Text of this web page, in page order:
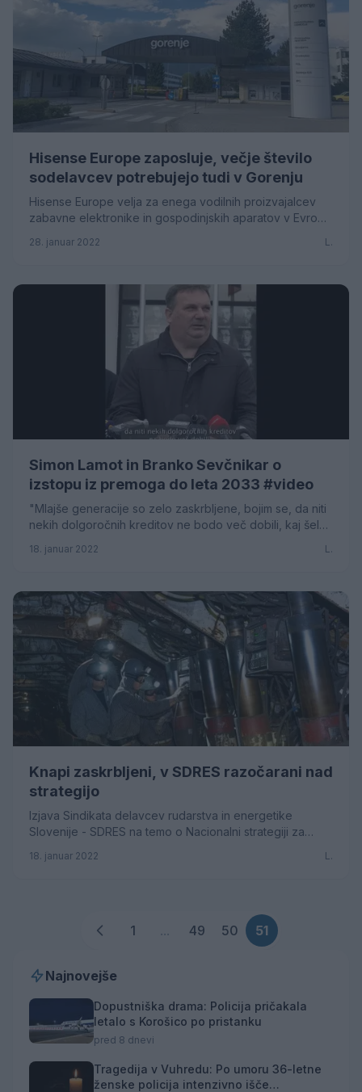
Hisense Europe zaposluje, večje število
sodelavcev potrebujejo tudi v Gorenju
Hisense Europe velja za enega vodilnih proizvajalcev
zabavne elektronike in gospodinjskih aparatov v Evropi.
28. januar 2022 L.
Simon Lamot in Branko Sevčnikar o
izstopu iz premoga do leta 2033 #video
"Mlajše generacije so zelo zaskrbljene, bojim se, da niti
nekih dolgoročnih kreditov ne bodo več dobili, kaj šele
18. januar 2022 L.
Knapi zaskrbljeni, v SDRES razočarani nad
strategijo
Izjava Sindikata delavcev rudarstva in energetike
Slovenije - SDRES na temo o Nacionalni strategiji za
18. januar 2022 L.
1 ... 49 50 51
Najnovejše
Dopustniška drama: Policija pričakala
letalo s Korošico po pristanku
pred 8 dnevi
Tragedija v Vuhredu: Po umoru 36-letne
ženske policija intenzivno išče